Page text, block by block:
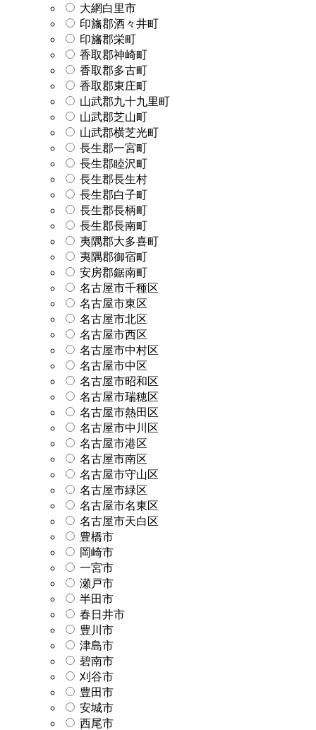
大網白里市
印旛郡酒々井町
印旛郡栄町
香取郡神崎町
香取郡多古町
香取郡東庄町
山武郡九十九里町
山武郡芝山町
山武郡横芝光町
長生郡一宮町
長生郡睦沢町
長生郡長生村
長生郡白子町
長生郡長柄町
長生郡長南町
夷隅郡大多喜町
夷隅郡御宿町
安房郡鋸南町
名古屋市千種区
名古屋市東区
名古屋市北区
名古屋市西区
名古屋市中村区
名古屋市中区
名古屋市昭和区
名古屋市瑞穂区
名古屋市熱田区
名古屋市中川区
名古屋市港区
名古屋市南区
名古屋市守山区
名古屋市緑区
名古屋市名東区
名古屋市天白区
豊橋市
岡崎市
一宮市
瀬戸市
半田市
春日井市
豊川市
津島市
碧南市
刈谷市
豊田市
安城市
西尾市